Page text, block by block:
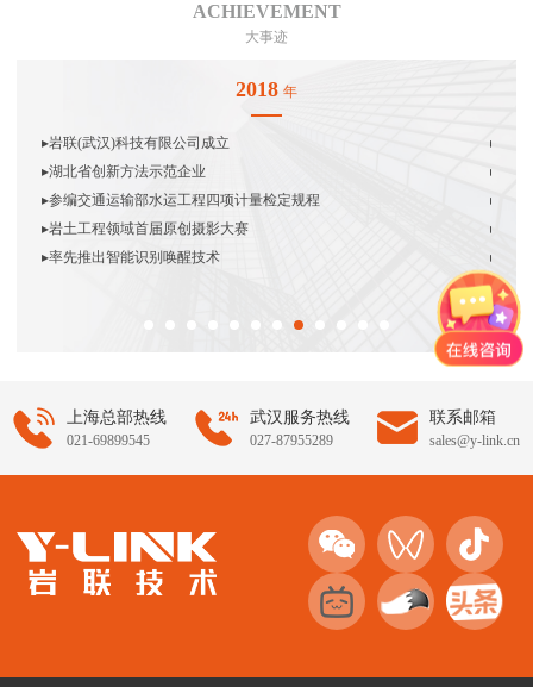
ACHIEVEMENT
大事迹
2018 年
▸岩联(武汉)科技有限公司成立
▸湖北省创新方法示范企业
▸参编交通运输部水运工程四项计量检定规程
▸岩土工程领域首届原创摄影大赛
▸率先推出智能识别唤醒技术
▸
▸
▸
▸
▸
上海总部热线
021-69899545
武汉服务热线
027-87955289
联系邮箱
sales@y-link.cn